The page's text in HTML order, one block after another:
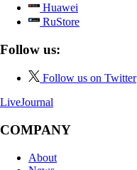
Huawei
RuStore
Follow us:
Follow us on Twitter
LiveJournal
COMPANY
About